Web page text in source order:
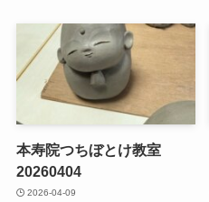
本寿院つちぼとけ教室
20260404
2026-04-09